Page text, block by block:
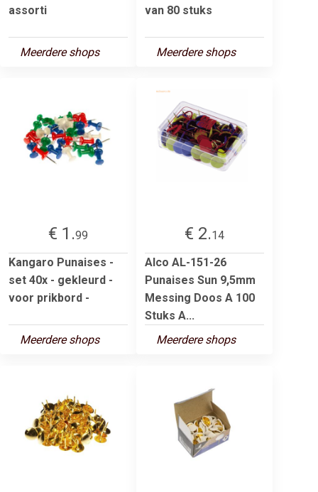
assorti
Meerdere shops
van 80 stuks
Meerdere shops
€ 1.99
Kangaro Punaises -
set 40x - gekleurd -
voor prikbord -
Meerdere shops
€ 2.14
Alco AL-151-26
Punaises Sun 9,5mm
Messing Doos A 100
Stuks A...
Meerdere shops